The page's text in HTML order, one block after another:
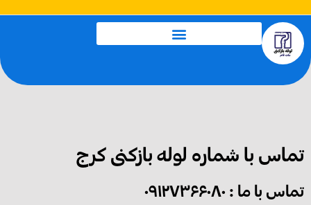
محتوا
تماس با شماره لوله بازکنی کرج
تماس با ما : ۰۹۱۲۷۳۶۶۰۸۰